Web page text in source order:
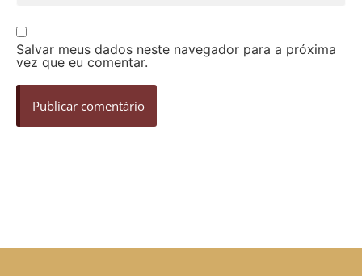
Salvar meus dados neste navegador para a próxima
vez que eu comentar.